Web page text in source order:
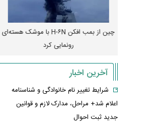
چین از بمب افکن H-۶N با موشک هسته‌ای
رونمایی کرد
آخرین اخبار
شرایط تغییر نام خانوادگی و شناسنامه
اعلام شد+ مراحل، مدارک لازم و قوانین
جدید ثبت احوال